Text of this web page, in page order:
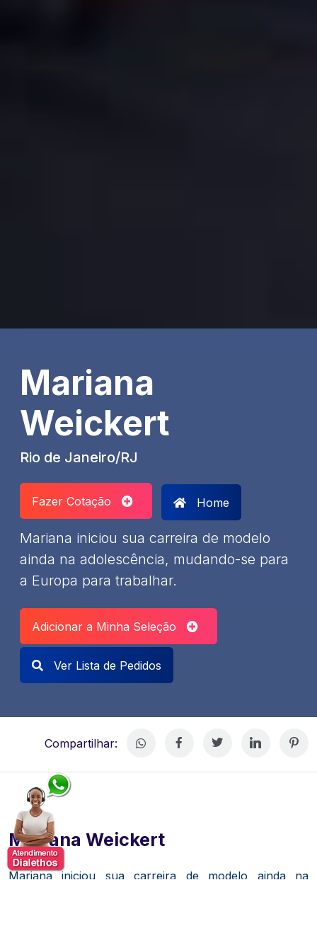
Mariana
Weickert
Rio de Janeiro/RJ
Fazer Cotação Home
Mariana iniciou sua carreira de modelo
ainda na adolescência, mudando-se para
a Europa para trabalhar.
Adicionar a Minha Seleção
Ver Lista de Pedidos
Compartilhar:
Mariana Weickert
Mariana iniciou sua carreira de modelo ainda na